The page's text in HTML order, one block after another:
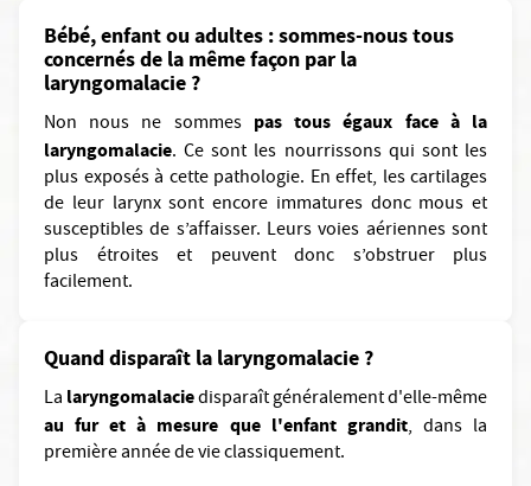
Bébé, enfant ou adultes : sommes-nous tous
concernés de la même façon par la
laryngomalacie ?
Non nous ne sommes pas tous égaux face à la
laryngomalacie. Ce sont les nourrissons qui sont les
plus exposés à cette pathologie. En effet, les cartilages
de leur larynx sont encore immatures donc mous et
susceptibles de s’affaisser. Leurs voies aériennes sont
plus étroites et peuvent donc s’obstruer plus
facilement.
Quand disparaît la laryngomalacie ?
La laryngomalaciedisparaît généralement d'elle-même
au fur et à mesure que l'enfant grandit, dans la
première année de vie classiquement.